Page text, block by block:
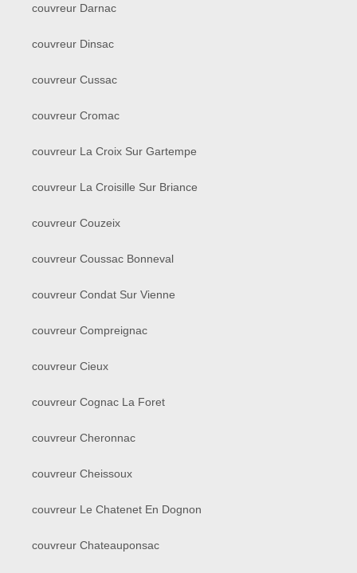
couvreur Darnac
couvreur Dinsac
couvreur Cussac
couvreur Cromac
couvreur La Croix Sur Gartempe
couvreur La Croisille Sur Briance
couvreur Couzeix
couvreur Coussac Bonneval
couvreur Condat Sur Vienne
couvreur Compreignac
couvreur Cieux
couvreur Cognac La Foret
couvreur Cheronnac
couvreur Cheissoux
couvreur Le Chatenet En Dognon
couvreur Chateauponsac